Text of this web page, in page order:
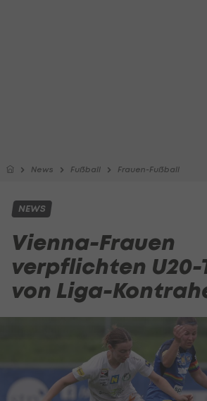
News Fußball Frauen-Fußball
NEWS
Vienna-Frauen
verpflichten
von Liga-